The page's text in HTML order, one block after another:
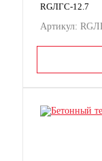
RGЛГС-12.7
Артикул: